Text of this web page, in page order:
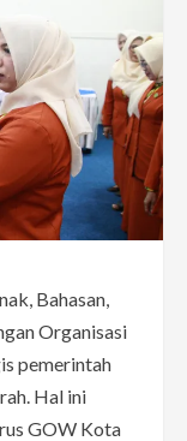
Bahasan,
Organisasi
pemerintah
Hal ini
GOW Kota